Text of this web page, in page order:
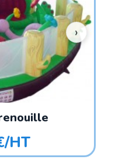
HT